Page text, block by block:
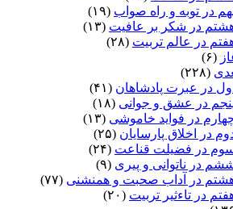
در توبه و راه صواب (۱۹)
در شکر بر عافیت (۱۳)
در عالم تربیت (۲۸)
(۶)
(۲۲۸)
در عبرت پادشاهان (۴۱)
در عشق و جوانى (۱۸)
در فواید خاموشى (۱۳)
در اخلاق پارسایان (۲۵)
در فضیلت قناعت (۲۴)
در ناتوانى و پیرى (۹)
در آداب صحبت و همنشنى (۷۷)
در تاءثیر تربیت (۲۰)